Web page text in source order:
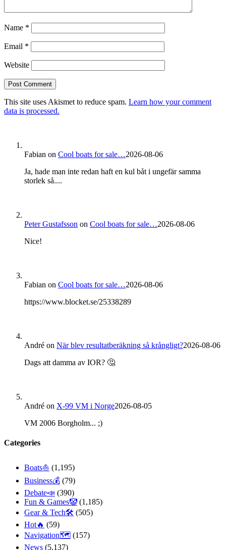
Name *
Email *
Website
This site uses Akismet to reduce spam. Learn how your comment
data is processed.
Fabian on Cool boats for sale…2026-08-06
Ja, hade man inte redan haft en kul båt i ungefär samma
storlek så....
Peter Gustafsson on Cool boats for sale…2026-08-06
Nice!
Fabian on Cool boats for sale…2026-08-06
https://www.blocket.se/25338289
André on När blev resultatberäkning så krångligt?2026-08-06
Dags att damma av IOR? 🤔
André on X-99 VM i Norge2026-08-05
VM 2006 Borgholm... ;)
Categories
Boats⛵️ (1,195)
Business💰 (79)
Debate📣 (390)
Fun & Games🤡 (1,185)
Gear & Tech🛠 (505)
Hot🔥 (59)
Navigation🗺 (157)
News (5,137)